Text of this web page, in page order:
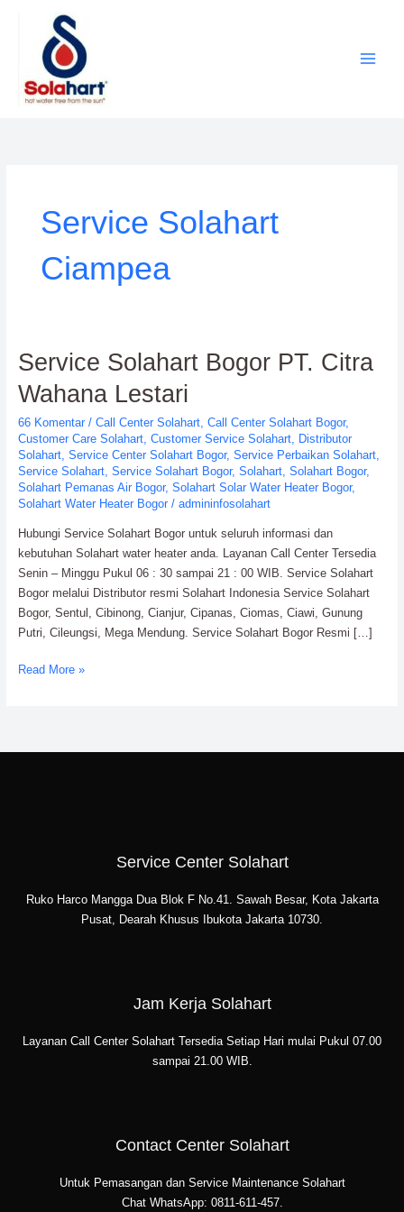
Service Solahart
Ciampea
Service Solahart Bogor PT. Citra
Wahana Lestari
66 Komentar / Call Center Solahart, Call Center Solahart Bogor,
Customer Care Solahart, Customer Service Solahart,
Distributor
Solahart, Service Center Solahart Bogor, Service Perbaikan Solahart,
Service Solahart, Service Solahart Bogor, Solahart, Solahart Bogor,
Solahart Pemanas Air Bogor, Solahart Solar Water Heater Bogor,
Solahart Water Heater Bogor/ admininfosolahart
Hubungi Service Solahart Bogor untuk seluruh informasi dan
kebutuhan Solahart water heater anda. Layanan Call Center Tersedia
Senin – Minggu Pukul 06 : 30 sampai 21 : 00 WIB. Service Solahart
Bogor melalui Distributor resmi Solahart Indonesia Service Solahart
Bogor, Sentul, Cibinong, Cianjur, Cipanas, Ciomas, Ciawi, Gunung
Putri, Cileungsi, Mega Mendung. Service Solahart Bogor Resmi […]
Service
Solahart
Bogor
PT.
Citra
Wahana
Lestari
Read More »
Service Center Solahart
Ruko Harco Mangga Dua Blok F No.41. Sawah Besar, Kota Jakarta
Pusat, Dearah Khusus Ibukota Jakarta 10730.
Jam Kerja Solahart
Layanan Call Center Solahart Tersedia Setiap Hari mulai Pukul 07.00
sampai 21.00 WIB.
Contact Center Solahart
Untuk Pemasangan dan Service Maintenance Solahart
Chat WhatsApp: 0811-611-457.